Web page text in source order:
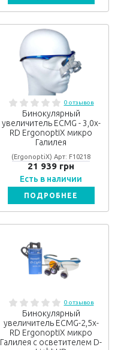
0 отзывов
Бинокулярный
увеличитель ECMG - 3,0x-
RD ErgonoptiX микро
Галилея
(ErgonoptiX) Арт: F10218
21 939 грн
Есть в наличии
ПОДРОБНЕЕ
0 отзывов
Бинокулярный
увеличитель ECMG-2,5x-
RD ErgonoptiX микро
Галилея с осветителем D-